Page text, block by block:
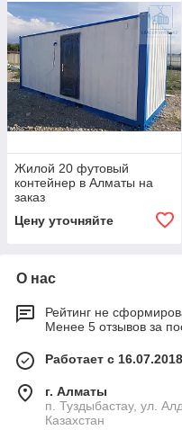
Жилой 20 футовый
контейнер в Алматы на
заказ
Цену уточняйте
О нас
Рейтинг не
Менее 5 отзывов за
Работает с 16.07.2018
г. Алматы
п. Туздыбастау, ул.
Казахстан